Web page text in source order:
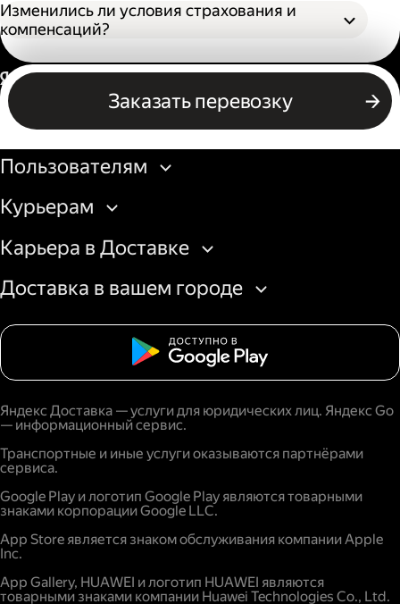
Изменились ли условия страхования и
компенсаций?
Заказать перевозку
Россия
Бизнесу
Пользователям
Курьерам
Карьера в Доставке
Доставка в вашем городе
Яндекс Доставка — услуги для юридических лиц. Яндекс Go
— информационный сервис.
Транспортные и иные услуги оказываются партнёрами
сервиса.
Google Play и логотип Google Play являются товарными
знаками корпорации Google LLC.
App Store является знаком обслуживания компании Apple
Inc.
App Gallery, HUAWEI и логотип HUAWEI являются
товарными знаками компании Huawei Technologies Co., Ltd.